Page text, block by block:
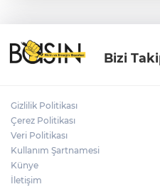
Türkiye ile
yeni
Bizi
Gizlilik Politikası
Çerez Politikası
Veri Politikası
Kullanım Şartnamesi
Künye
İletişim